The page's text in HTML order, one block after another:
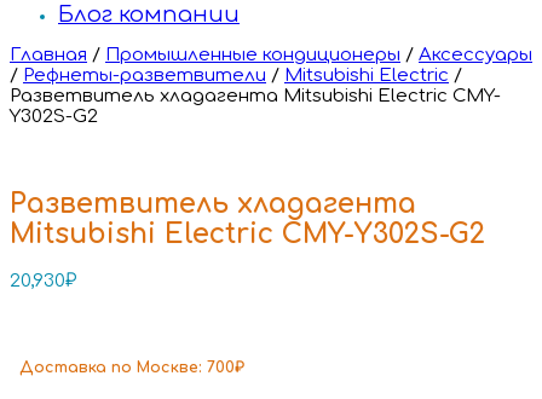
Блог компании
Главная / Промышленные кондиционеры / Аксессуары
/ Рефнеты-разветвители / Mitsubishi Electric /
Разветвитель хладагента Mitsubishi Electric CMY-
Y302S-G2
Разветвитель хладагента
Mitsubishi Electric CMY-Y302S-G2
20,930₽
Доставка по Москве: 700₽